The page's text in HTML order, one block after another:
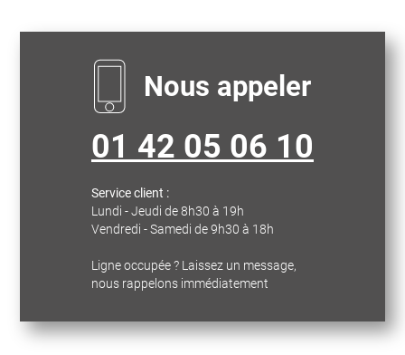
Nous appeler
01 42 05 06 10
Service client :
Lundi - Jeudi de 8h30 à 19h
Vendredi - Samedi de 9h30 à 18h
Ligne occupée ? Laissez un message,
nous rappelons immédiatement